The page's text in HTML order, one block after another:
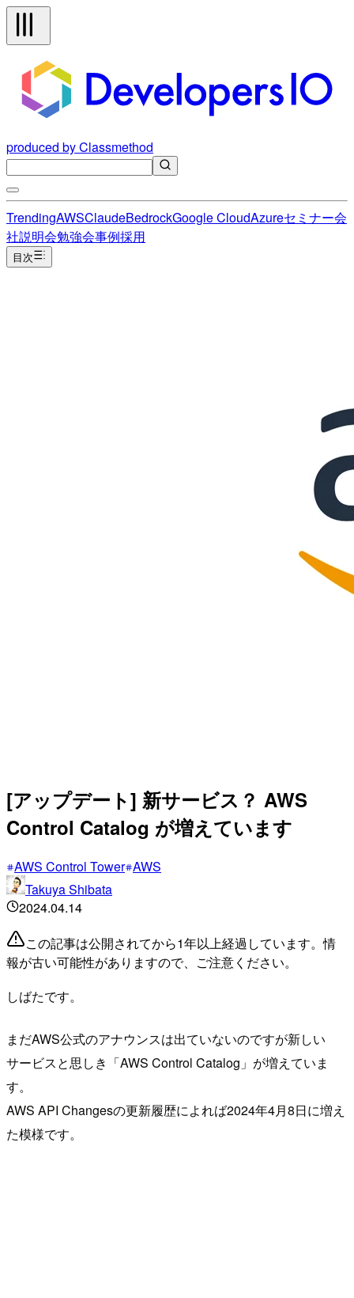
produced by Classmethod
TrendingAWSClaudeBedrockGoogle CloudAzureセミナー会
社説明会勉強会事例採用
目次
[アップデート] 新サービス？ AWS
Control Catalog が増えています
AWS Control Tower AWS
Takuya Shibata
2024.04.14
この記事は公開されてから1年以上経過しています。情
報が古い可能性がありますので、ご注意ください。
しばたです。
まだAWS公式のアナウンスは出ていないのですが新しい
サービスと思しき「AWS Control Catalog」が増えていま
す。
AWS API Changesの更新履歴によれば2024年4月8日に増え
た模様です。